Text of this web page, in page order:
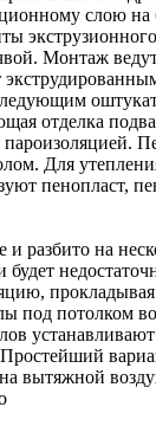
слою
Монтаж
отделка
Для
пенопласт,
разбито на
будет
под потолком
вытяжной